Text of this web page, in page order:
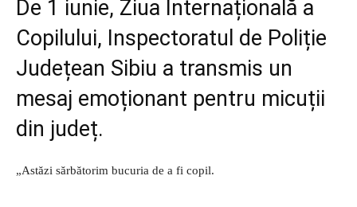
De 1 iunie, Ziua Internațională a
Copilului, Inspectoratul de Poliție
Județean Sibiu a transmis un
mesaj emoționant pentru micuții
din județ.
„Astăzi sărbătorim bucuria de a fi copil.